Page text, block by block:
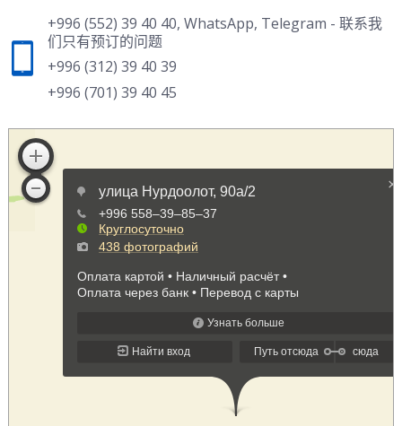
+996 (552) 39 40 40, WhatsApp, Telegram - 联系我
们只有预订的问题
+996 (312) 39 40 39
+996 (701) 39 40 45